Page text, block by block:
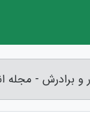
و برادرش - مجله